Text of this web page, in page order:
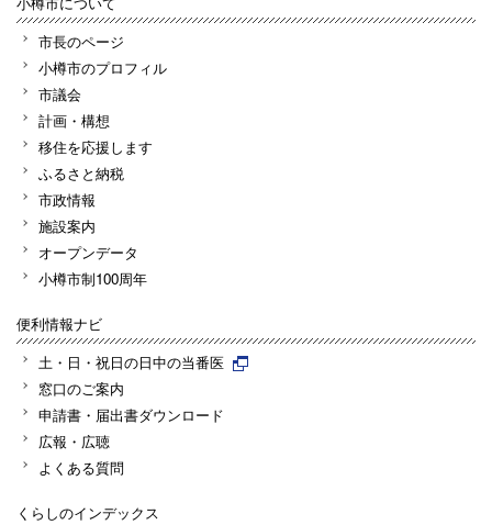
市長のページ
小樽市のプロフィル
市議会
計画・構想
移住を応援します
ふるさと納税
市政情報
施設案内
オープンデータ
小樽市制100周年
便利情報ナビ
土・日・祝日の日中の当番医
窓口のご案内
申請書・届出書ダウンロード
広報・広聴
よくある質問
くらしのインデックス